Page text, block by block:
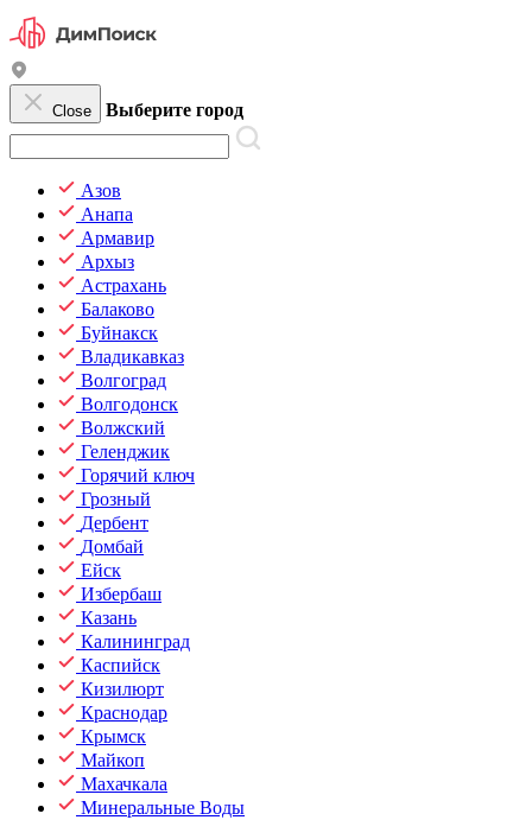
Close Выберите город
Азов
Анапа
Армавир
Архыз
Астрахань
Балаково
Буйнакск
Владикавказ
Волгоград
Волгодонск
Волжский
Геленджик
Горячий ключ
Грозный
Дербент
Домбай
Ейск
Избербаш
Казань
Калининград
Каспийск
Кизилюрт
Краснодар
Крымск
Майкоп
Махачкала
Минеральные Воды